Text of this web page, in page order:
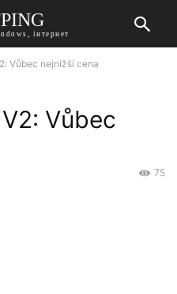
інтернет
Vůbec nejnižší cena
Vůbec
75